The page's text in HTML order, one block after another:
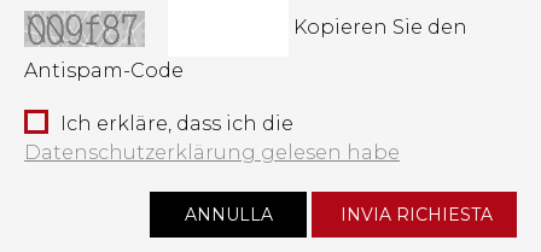
Kopieren Sie den
Antispam-Code
Ich erkläre, dass ich die
Datenschutzerklärung gelesen habe